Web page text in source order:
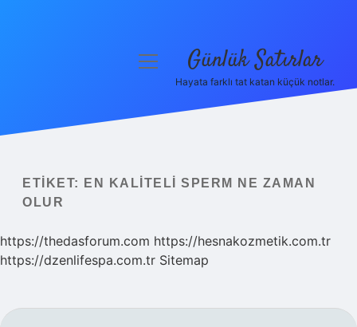
Yasal Uyarı
menüyü Günlük Satırlar
Hayata farklı tat katan küçük notlar.
ETIKET:
EN KALITELI SPERM NE ZAMAN
OLUR
https://thedasforum.com https://hesnakozmetik.com.tr
https://dzenlifespa.com.tr Sitemap